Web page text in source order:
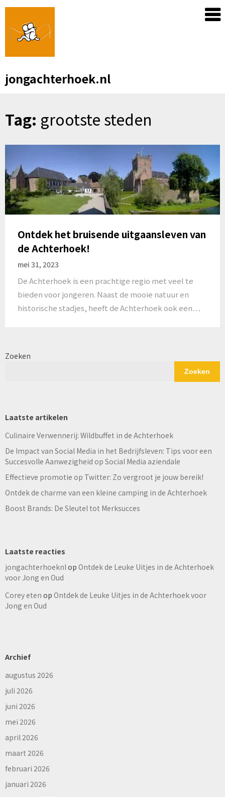
Skip
content
jongachterhoek.nl
Tag: grootste steden
Ontdek het bruisende uitgaansleven van
de Achterhoek!
mei 31, 2023
De Achterhoek is een prachtige regio met veel te
bieden voor jongeren. Naast de mooie natuur en
historische stadjes, heeft de Achterhoek ook een…
Zoeken
Zoeken
Laatste artikelen
Culinaire Verwennerij: Wildbuffet in de Achterhoek
De Impact van Social Media in het Bedrijfsleven: Tips voor een
Succesvolle Aanwezigheid op Social Media aziendale
Effectieve promotie op Twitter: Zo vergroot je jouw bereik!
Ontdek de charme van een kleine camping in de Achterhoek
Boost Brands: De Sleutel tot Merksucces
Laatste reacties
jongachterhoeknlop Ontdek de Leuke Uitjes in de Achterhoek
voor Jong en Oud
Corey eten op Ontdek de Leuke Uitjes in de Achterhoek voor
Jong en Oud
Archief
augustus 2026
juli 2026
juni 2026
mei 2026
april 2026
maart 2026
februari 2026
januari 2026